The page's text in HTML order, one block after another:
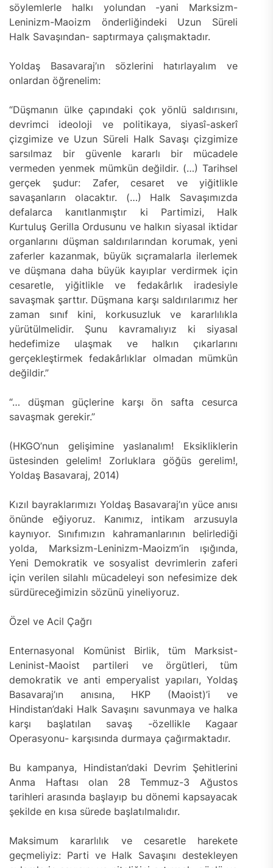
söylemlerle halkı yolundan -yani Marksizm-
Leninizm-Maoizm önderliğindeki Uzun Süreli
Halk Savaşından- saptırmaya çalışmaktadır.
Yoldaş Basavaraj’ın sözlerini hatırlayalım ve
onlardan öğrenelim:
“Düşmanın ülke çapındaki çok yönlü saldırısını,
devrimci ideoloji ve politikaya, siyasî-askerî
çizgimize ve Uzun Süreli Halk Savaşı çizgimize
sarsılmaz bir güvenle kararlı bir mücadele
vermeden yenmek mümkün değildir. (…) Tarihsel
gerçek şudur: Zafer, cesaret ve yiğitlikle
savaşanların olacaktır. (…) Halk Savaşımızda
defalarca kanıtlanmıştır ki Partimizi, Halk
Kurtuluş Gerilla Ordusunu ve halkın siyasal iktidar
organlarını düşman saldırılarından korumak, yeni
zaferler kazanmak, büyük sıçramalarla ilerlemek
ve düşmana daha büyük kayıplar verdirmek için
cesaretle, yiğitlikle ve fedakârlık iradesiyle
savaşmak şarttır. Düşmana karşı saldırılarımız her
zaman sınıf kini, korkusuzluk ve kararlılıkla
yürütülmelidir. Şunu kavramalıyız ki siyasal
hedefimize ulaşmak ve halkın çıkarlarını
gerçekleştirmek fedakârlıklar olmadan mümkün
değildir.”
“… düşman güçlerine karşı ön safta cesurca
savaşmak gerekir.”
(HKGO’nun gelişimine yaslanalım! Eksikliklerin
üstesinden gelelim! Zorluklara göğüs gerelim!,
Yoldaş Basavaraj, 2014)
Kızıl bayraklarımızı Yoldaş Basavaraj’ın yüce anısı
önünde eğiyoruz. Kanımız, intikam arzusuyla
kaynıyor. Sınıfımızın kahramanlarının belirlediği
yolda, Marksizm-Leninizm-Maoizm’in ışığında,
Yeni Demokratik ve sosyalist devrimlerin zaferi
için verilen silahlı mücadeleyi son nefesimize dek
sürdüreceğimizin sözünü yineliyoruz.
Özel ve Acil Çağrı
Enternasyonal Komünist Birlik, tüm Marksist-
Leninist-Maoist partileri ve örgütleri, tüm
demokratik ve anti emperyalist yapıları, Yoldaş
Basavaraj’ın anısına, HKP (Maoist)’i ve
Hindistan’daki Halk Savaşını savunmaya ve halka
karşı başlatılan savaş -özellikle Kagaar
Operasyonu- karşısında durmaya çağırmaktadır.
Bu kampanya, Hindistan’daki Devrim Şehitlerini
Anma Haftası olan 28 Temmuz-3 Ağustos
tarihleri arasında başlayıp bu dönemi kapsayacak
şekilde en kısa sürede başlatılmalıdır.
Maksimum kararlılık ve cesaretle harekete
geçmeliyiz: Parti ve Halk Savaşını destekleyen